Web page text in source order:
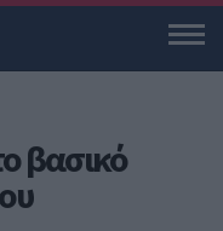
βασικό